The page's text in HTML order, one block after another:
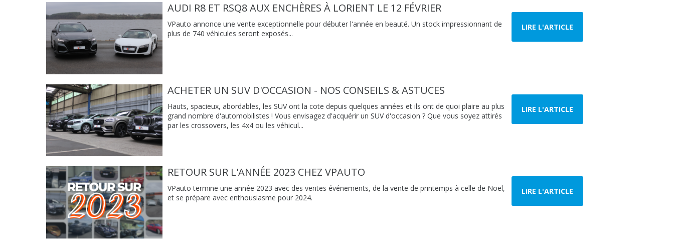
AUDI R8 ET RSQ8 AUX ENCHÈRES À LORIENT LE 12 FÉVRIER
VPauto annonce une vente exceptionnelle pour débuter l'année en beauté. Un stock impressionnant de
plus de 740 véhicules seront exposés...
LIRE L'ARTICLE
ACHETER UN SUV D'OCCASION - NOS CONSEILS & ASTUCES
Hauts, spacieux, abordables, les SUV ont la cote depuis quelques années et ils ont de quoi plaire au plus
grand nombre d'automobilistes ! Vous envisagez d'acquérir un SUV d'occasion ? Que vous soyez attirés
par les crossovers, les 4x4 ou les véhicul...
LIRE L'ARTICLE
RETOUR SUR L'ANNÉE 2023 CHEZ VPAUTO
VPauto termine une année 2023 avec des ventes événements, de la vente de printemps à celle de Noël,
et se prépare avec enthousiasme pour 2024.
LIRE L'ARTICLE